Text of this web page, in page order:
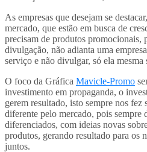
As empresas que desejam se
mercado, que estão em busca de
precisam de produtos promocionais,
divulgação, não adianta uma
serviço e não divulgar, só ela mesma
O foco da Gráfica Mavicle-Promo
investimento em propaganda, o
gerem resultado, isto sempre nos fez
diferente pelo mercado, pois sempre
diferenciados, com ideias novas
produtos, gerando resultado para os
juntos.